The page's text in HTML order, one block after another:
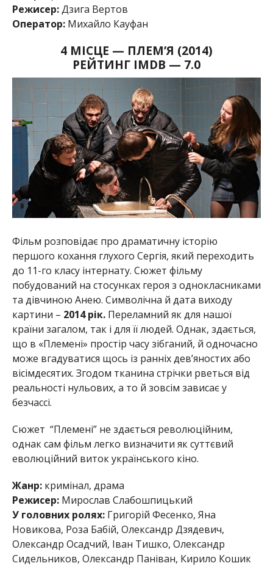
Режисер:Дзига Вертов
Оператор:Михайло Кауфан
4 МІСЦЕ — ПЛЕМ’Я (2014)
РЕЙТИНГ IMDB — 7.0
Фільм розповідає про драматичну історію
першого кохання глухого Сергія, який переходить
до 11-го класу інтернату. Сюжет фільму
побудований на стосунках героя з однокласниками
та дівчиною Анею. Символічна й дата виходу
картини – 2014 рік.Переламний як для нашої
країни загалом, так і для її людей. Однак, здається,
що в «Племені» простір часу зібганий, й одночасно
може вгадуватися щось із ранніх дев’яностих або
вісімдесятих. Згодом тканина стрічки рветься від
реальності нульових, а то й зовсім зависає у
безчассі.
Сюжет “Племені” не здається революційним,
однак сам фільм легко визначити як суттєвий
еволюційний виток українського кіно.
Жанр:кримінал, драма
Режисер:Мирослав Слабошпицький
У головних ролях:Григорій Фесенко, Яна
Новикова, Роза Бабій, Олександр Дзядевич,
Олександр Осадчий, Іван Тишко, Олександр
Сидельников, Олександр Паніван, Кирило Кошик